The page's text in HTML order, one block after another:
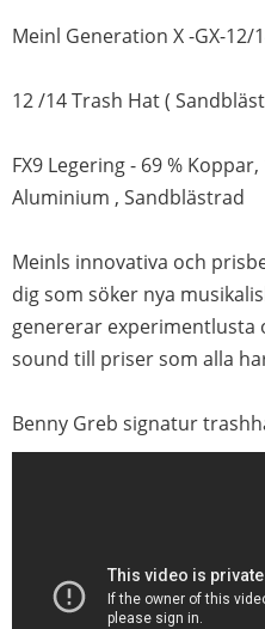
Meinl Generation X -GX-12/
12 /14 Trash Hat (
FX9 Legering - 69 %
Aluminium , Sandblästrad
Meinls innovativa och
dig som söker nya
genererar experimentlusta
sound till priser som alla
Benny Greb signatur